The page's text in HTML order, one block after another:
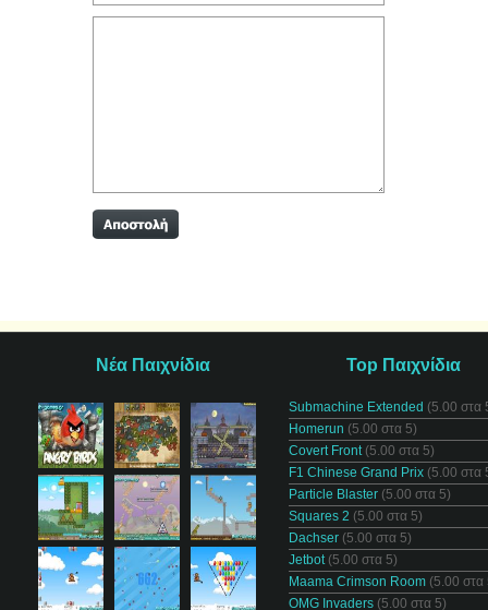
Νέα Παιχνίδια Top Παιχνίδια
Submachine Extended (5.00 στα
Homerun (5.00 στα 5)
Covert Front(5.00 στα 5)
F1 Chinese Grand Prix (5.00 στα
Particle Blaster (5.00 στα 5)
Squares 2 (5.00 στα 5)
Dachser (5.00 στα 5)
Jetbot(5.00 στα 5)
Maama Crimson Room (5.00 στα
OMG Invaders (5.00 στα 5)